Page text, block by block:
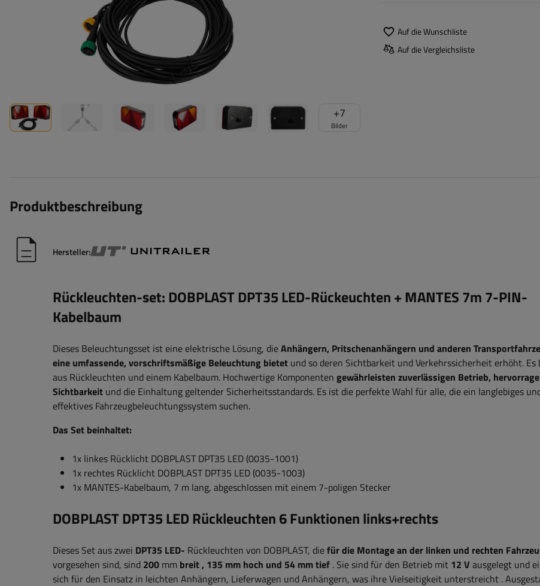
+7
Bilder
Auf die Wunschliste
Auf die Vergleichsliste
Produktbeschreibung
Hersteller:
Rückleuchten-set: DOBPLAST DPT35 LED-Rückeuchten + MANTES 7m 7-PIN-
Kabelbaum
Dieses Beleuchtungsset ist eine elektrische Lösung, dieAnhängern, Pritschenanhängern und anderen
eine umfassende, vorschriftsmäßige Beleuchtung bietet und so deren Sichtbarkeit und Verkehrssicherheit erhöht. Es
aus Rückleuchten und einem Kabelbaum. Hochwertige Komponenten gewährleisten zuverlässigen Betrieb,
Sichtbarkeit und die Einhaltung geltender Sicherheitsstandards. Es ist die perfekte Wahl für alle, die ein langlebiges
effektives Fahrzeugbeleuchtungssystem suchen.
Das Set beinhaltet:
1x linkes Rücklicht DOBPLASTDPT35 LED (0035-1001)
1x rechtes Rücklicht DOBPLAST DPT35 LED (0035-1003)
1x MANTES-Kabelbaum, 7 m lang, abgeschlossen mit einem 7-poligen Stecker
DOBPLAST DPT35 LED Rückleuchten 6 Funktionen links+rechts
Dieses Set aus zwei DPT35 LED- Rückleuchten von DOBPLAST, diefür die Montage an der linken und rechten
vorgesehen sind, sind 200 mm breit, 135 mm hoch und 54 mm tief . Sie sind für den Betrieb mit 12 Vausgelegt und
sich für den Einsatz in leichten Anhängern, Lieferwagen und Anhängern, was ihre Vielseitigkeit unterstreicht .